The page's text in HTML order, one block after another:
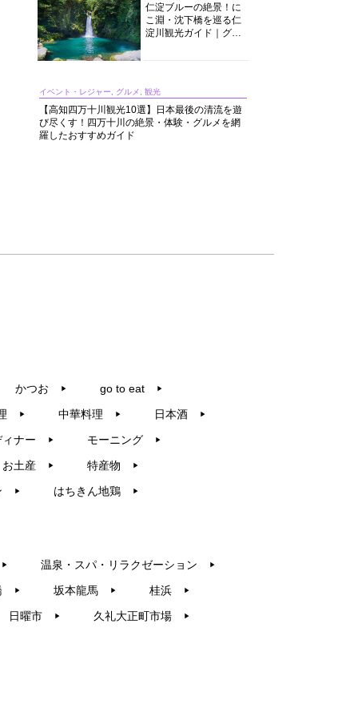
仁淀ブルーの絶景！に
こ淵・沈下橋を巡る仁
淀川観光ガイド｜グル
イベント・レジャー, グルメ, 観光
【高知四万十川観光10選】日本最後の清流を遊
び尽くす！四万十川の絶景・体験・グルメを網
羅したおすすめガイド
かつお ▶︎ go to eat ▶︎
▶︎ 中華料理 ▶︎ 日本酒 ▶︎
ィナー ▶︎ モーニング ▶︎
お土産 ▶︎ 特産物 ▶︎
▶︎ はちきん地鶏 ▶︎
▶︎ 温泉・スパ・リラクゼーション ▶︎
▶︎ 坂本龍馬 ▶︎ 桂浜 ▶︎
日曜市 ▶︎ 久礼大正町市場 ▶︎